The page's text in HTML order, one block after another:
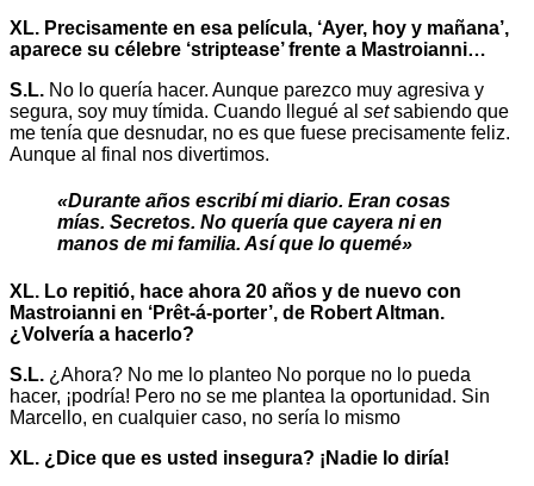
XL. Precisamente en esa película, ‘Ayer, hoy y mañana’,
aparece su célebre ‘striptease’ frente a Mastroianni…
S.L. No lo quería hacer. Aunque parezco muy agresiva y
segura, soy muy tímida. Cuando llegué al setsabiendo que
me tenía que desnudar, no es que fuese precisamente feliz.
Aunque al final nos divertimos.
«Durante años escribí mi diario. Eran cosas
mías. Secretos. No quería que cayera ni en
manos de mi familia. Así que lo quemé»
XL. Lo repitió, hace ahora 20 años y de nuevo con
Mastroianni en ‘Prêt-á-porter’, de Robert Altman.
¿Volvería a hacerlo?
S.L. ¿Ahora? No me lo planteo No porque no lo pueda
hacer, ¡podría! Pero no se me plantea la oportunidad. Sin
Marcello, en cualquier caso, no sería lo mismo
XL. ¿Dice que es usted insegura? ¡Nadie lo diría!